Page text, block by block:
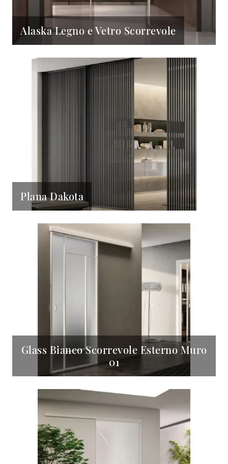
Alaska Legno e Vetro Scorrevole
Plana Dakota
Glass Bianco Scorrevole Esterno Muro
01